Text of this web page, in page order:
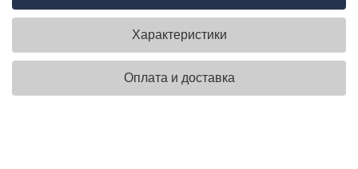
Характеристики
Оплата и доставка